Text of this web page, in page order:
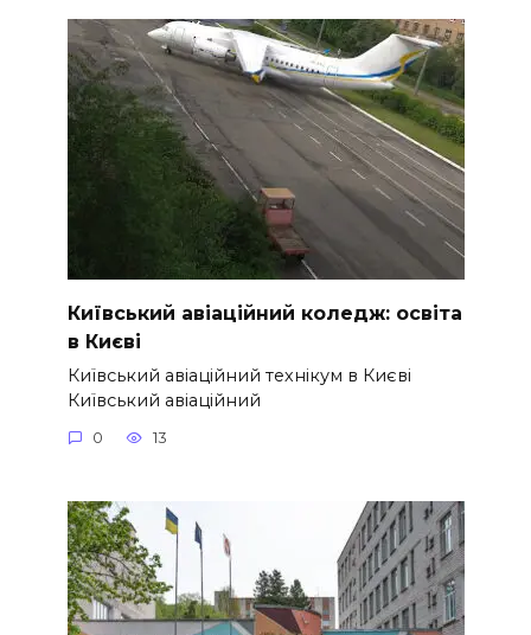
Київський авіаційний коледж: освіта
в Києві
Київський авіаційний технікум в Києві
Київський авіаційний
0 13